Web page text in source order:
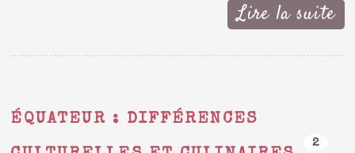
Lire la suite
ÉQUATEUR : DIFFÉRENCES
2